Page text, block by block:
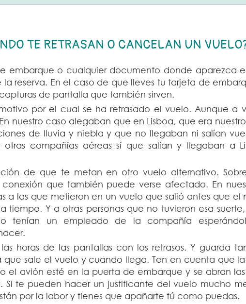
TE RETRASAN O CANCELAN UN
embarque o cualquier documento donde aparezca
reserva. En el caso de que lleves tu tarjeta de
de pantalla que también sirven.
por el cual se ha retrasado el vuelo. Aunque a
nuestro caso alegaban que en Lisboa, que era
de lluvia y niebla y que no llegaban ni salían
otras compañías aéreas sí que salían y llegaban a
de que te metan en otro vuelo alternativo.
que también puede verse afectado. En
a las que metieron en un vuelo que salió antes que el
tiempo. Y a otras personas que no tuvieron esa
tenían un empleado de la compañía
horas de las pantallas con los retrasos. Y guarda
que sale el vuelo y cuando llega. Ten en cuenta que
el avión esté en la puerta de embarque y se abran las
Si te pueden hacer un justificante del vuelo mucho
por la labor y tienes que apañarte tú como puedas.